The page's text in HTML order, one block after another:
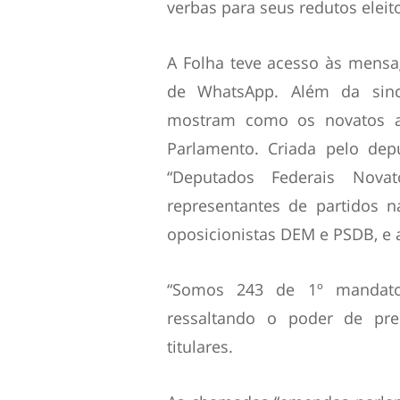
verbas para seus redutos
A Folha teve acesso às
de WhatsApp. Além da
mostram como os novatos
Parlamento. Criada pelo
“Deputados Federais
representantes de partidos
oposicionistas DEM e PSDB,
“Somos 243 de 1º
ressaltando o poder de
titulares.